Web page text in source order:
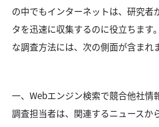
の中でもインターネットは、研究者
タを迅速に収集するのに役立ちます
な調査方法には、次の側面が含まれ
一、Webエンジン検索で競合他社情
調査担当者は、関連するニュースか